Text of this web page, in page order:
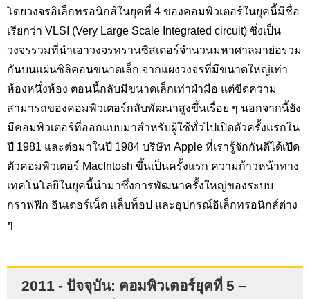
โดยวงจรอิเล็กทรอนิกส์ในยุคที่ 4 ของคอมพิวเตอร์ในยุคนี้มีชื่อ
เรียกว่า VLSI (Very Large Scale Integrated circuit) ซึ่งเป็น
วงจรรวมที่นำเอาวงจรทรานซิสเตอร์จำนวนมหาศาลมาย่อรวม
กันบนแผ่นซิลิคอนขนาดเล็ก จากแผงวงจรที่มีขนาดใหญ่เท่า
ห้องหนึ่งห้อง ตอนนี้กลับมีขนาดเล็กเท่าฝ่ามือ แต่ขีดความ
สามารถของคอมพิวเตอร์กลับพัฒนาสูงขึ้นเรื่อย ๆ นอกจากนี้ยัง
มีคอมพิวเตอร์ที่ออกแบบมาสำหรับผู้ใช้ทั่วไปเปิดตัวครั้งแรกใน
ปี 1981 และต่อมาในปี 1984 บริษัท Apple ที่เรารู้จักกันดีได้เปิด
ตัวคอมพิวเตอร์ MacIntosh ขึ้นเป็นครั้งแรก ความก้าวหน้าทาง
เทคโนโลยีในยุคนี้นำมาซึ่งการพัฒนาครั้งใหญ่ของระบบ
กราฟฟิก อินเตอร์เน็ต แล็บท็อป และอุปกรณ์อิเล็กทรอนิกส์ต่าง
ๆ
2011 - ปัจจุบัน: คอมพิวเตอร์ยุคที่ 5 –